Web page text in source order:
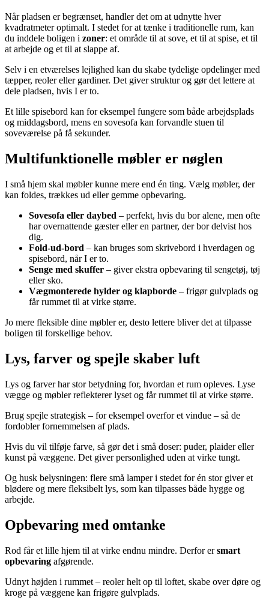
Når pladsen er begrænset, handler det om at udnytte hver
kvadratmeter optimalt. I stedet for at tænke i traditionelle rum, kan
du inddele boligen i zoner: et område til at sove, et til at spise, et til
at arbejde og et til at slappe af.
Selv i en etværelses lejlighed kan du skabe tydelige opdelinger med
tæpper, reoler eller gardiner. Det giver struktur og gør det lettere at
dele pladsen, hvis I er to.
Et lille spisebord kan for eksempel fungere som både arbejdsplads
og middagsbord, mens en sovesofa kan forvandle stuen til
soveværelse på få sekunder.
Multifunktionelle møbler er nøglen
I små hjem skal møbler kunne mere end én ting. Vælg møbler, der
kan foldes, trækkes ud eller gemme opbevaring.
Sovesofa eller daybed – perfekt, hvis du bor alene, men ofte
har overnattende gæster eller en partner, der bor delvist hos
dig.
Fold-ud-bord – kan bruges som skrivebord i hverdagen og
spisebord, når I er to.
Senge med skuffer – giver ekstra opbevaring til sengetøj, tøj
eller sko.
Vægmonterede hylder og klapborde – frigør gulvplads og
får rummet til at virke større.
Jo mere fleksible dine møbler er, desto lettere bliver det at tilpasse
boligen til forskellige behov.
Lys, farver og spejle skaber luft
Lys og farver har stor betydning for, hvordan et rum opleves. Lyse
vægge og møbler reflekterer lyset og får rummet til at virke større.
Brug spejle strategisk – for eksempel overfor et vindue – så de
fordobler fornemmelsen af plads.
Hvis du vil tilføje farve, så gør det i små doser: puder, plaider eller
kunst på væggene. Det giver personlighed uden at virke tungt.
Og husk belysningen: flere små lamper i stedet for én stor giver et
blødere og mere fleksibelt lys, som kan tilpasses både hygge og
arbejde.
Opbevaring med omtanke
Rod får et lille hjem til at virke endnu mindre. Derfor ersmart
opbevaring afgørende.
Udnyt højden i rummet – reoler helt op til loftet, skabe over døre og
kroge på væggene kan frigøre gulvplads.